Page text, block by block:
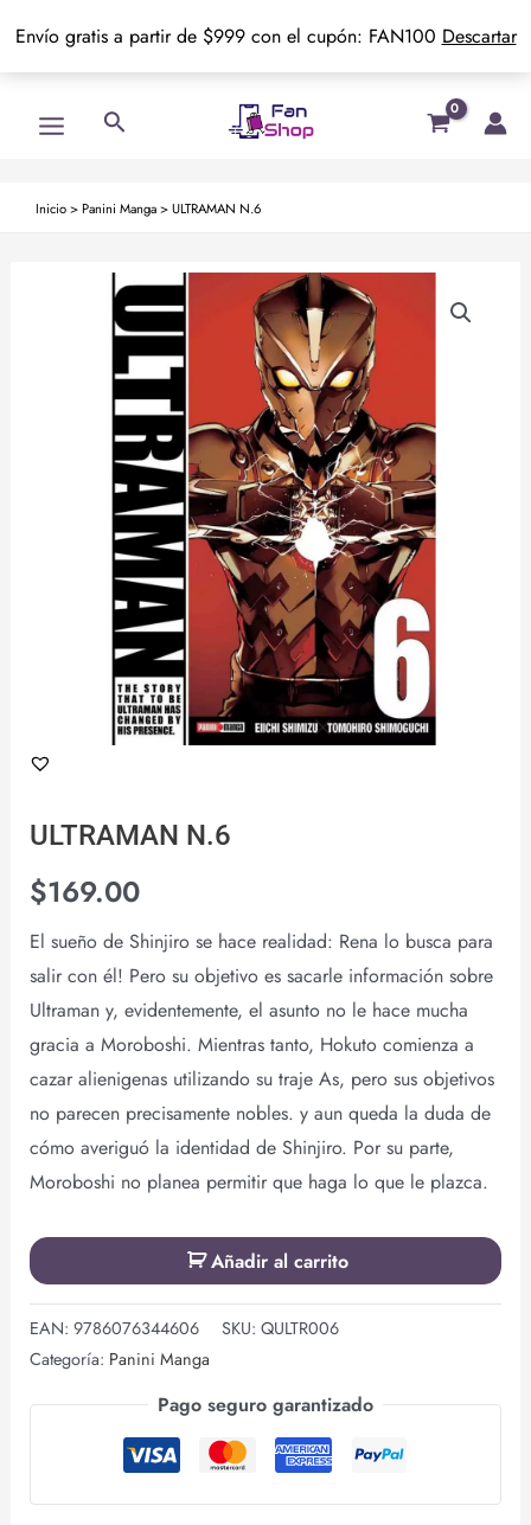
Envío gratis a partir de $999 con el cupón: FAN100 Descartar
Menu
Buscar
Inicio> Panini Manga>ULTRAMAN N.6
ULTRAMAN N.6
$169.00
El sueño de Shinjiro se hace realidad: Rena lo busca para
salir con él! Pero su objetivo es sacarle información sobre
Ultraman y, evidentemente, el asunto no le hace mucha
gracia a Moroboshi. Mientras tanto, Hokuto comienza a
cazar alienigenas utilizando su traje As, pero sus objetivos
no parecen precisamente nobles. y aun queda la duda de
cómo averiguó la identidad de Shinjiro. Por su parte,
Moroboshi no planea permitir que haga lo que le plazca.
ULTRAMAN
Añadir al carrito
EAN: 9786076344606 SKU: QULTR006
Categoría: Panini Manga
Pago seguro garantizado